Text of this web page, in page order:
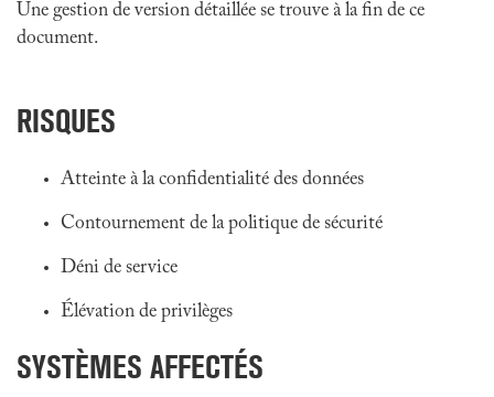
Une gestion de version détaillée se trouve à la fin de ce
document.
RISQUES
Atteinte à la confidentialité des données
Contournement de la politique de sécurité
Déni de service
Élévation de privilèges
SYSTÈMES AFFECTÉS